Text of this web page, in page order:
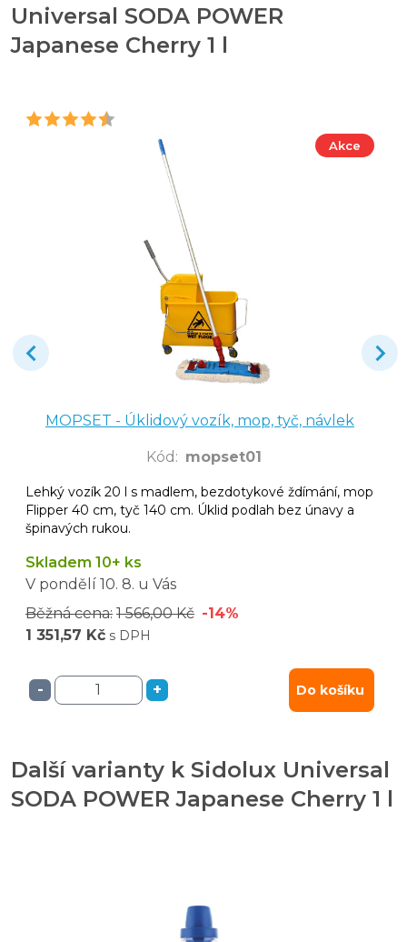
Universal SODA POWER
Japanese Cherry 1 l
Akce
MOPSET - Úklidový vozík, mop, tyč, návlek
Kód : mopset01
Lehký vozík 20 l s madlem, bezdotykové ždímání, mop
Flipper 40 cm, tyč 140 cm. Úklid podlah bez únavy a
špinavých rukou.
Skladem 10+ ks
V pondělí 10. 8. u Vás
Běžná cena: 1 566,00 Kč -14%
1 351,57 Kč s DPH
- + Do košíku
Další varianty k Sidolux Universal
SODA POWER Japanese Cherry 1 l